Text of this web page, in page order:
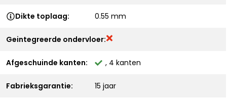
Dikte toplaag: 0.55 mm
Geintegreerde ondervloer:
Afgeschuinde kanten: , 4 kanten
Fabrieksgarantie: 15 jaar